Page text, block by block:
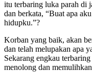
itu terbaring luka parah di
dan berkata, “Buat apa
hidupku.”?
Korban yang baik, akan
dan telah melupakan apa
Sekarang engkau
menolong dan